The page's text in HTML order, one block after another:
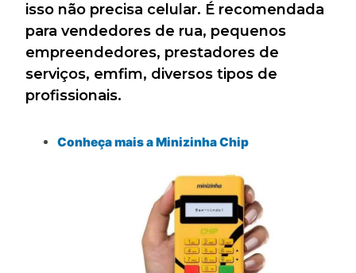
isso não precisa celular. É recomendada
para vendedores de rua, pequenos
empreendedores, prestadores de
serviços, emfim, diversos tipos de
profissionais.
Conheça mais a Minizinha Chip